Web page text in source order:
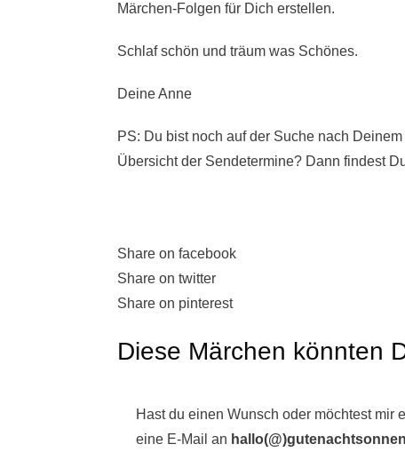
Märchen-Folgen für Dich erstellen.
Schlaf schön und träum was Schönes.
Deine Anne
PS: Du bist noch auf der Suche nach
Übersicht der Sendetermine? Dann findest
Share on facebook
Share on twitter
Share on pinterest
Diese Märchen könnten
Hast du einen Wunsch oder möchtest mir
eine E-Mail an